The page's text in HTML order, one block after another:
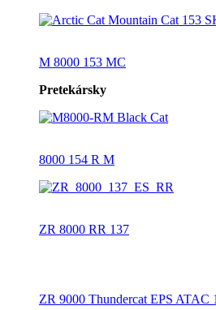
M 8000 153 MC
Pretekársky
8000 154 R M
ZR 8000 RR 137
ZR 9000 Thundercat EPS ATAC